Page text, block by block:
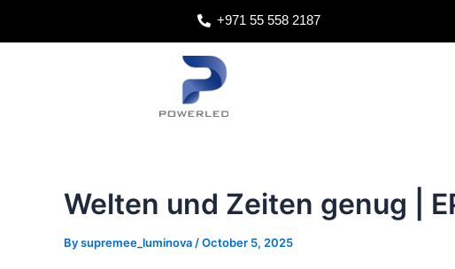
+971 55 558 2187
Welten und Zeiten genug |
Bysupremee_luminova /October 5, 2025